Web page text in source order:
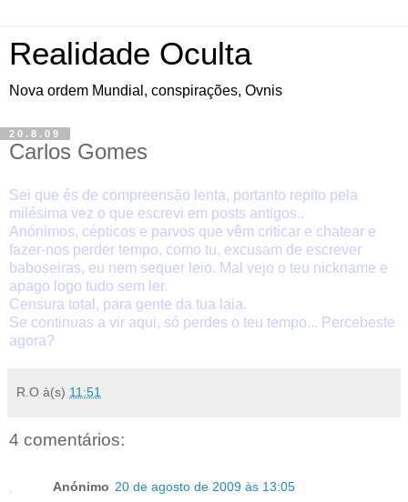
Realidade Oculta
Nova ordem Mundial, conspirações, Ovnis
20.8.09
Carlos Gomes
Sei que és de compreensão lenta, portanto repito pela
milésima vez o que escrevi em posts antigos..
Anónimos, cépticos e parvos que vêm criticar e chatear e
fazer-nos perder tempo, como tu, excusam de escrever
baboseiras, eu nem sequer leio. Mal vejo o teu nickname e
apago logo tudo sem ler.
Censura total, para gente da tua laia.
Se continuas a vir aqui, só perdes o teu tempo... Percebeste
agora?
R.O à(s) 11:51
4 comentários:
Anónimo 20 de agosto de 2009 às 13:05